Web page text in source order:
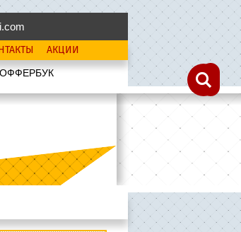
АКЦИИ
OФФЕРБУК